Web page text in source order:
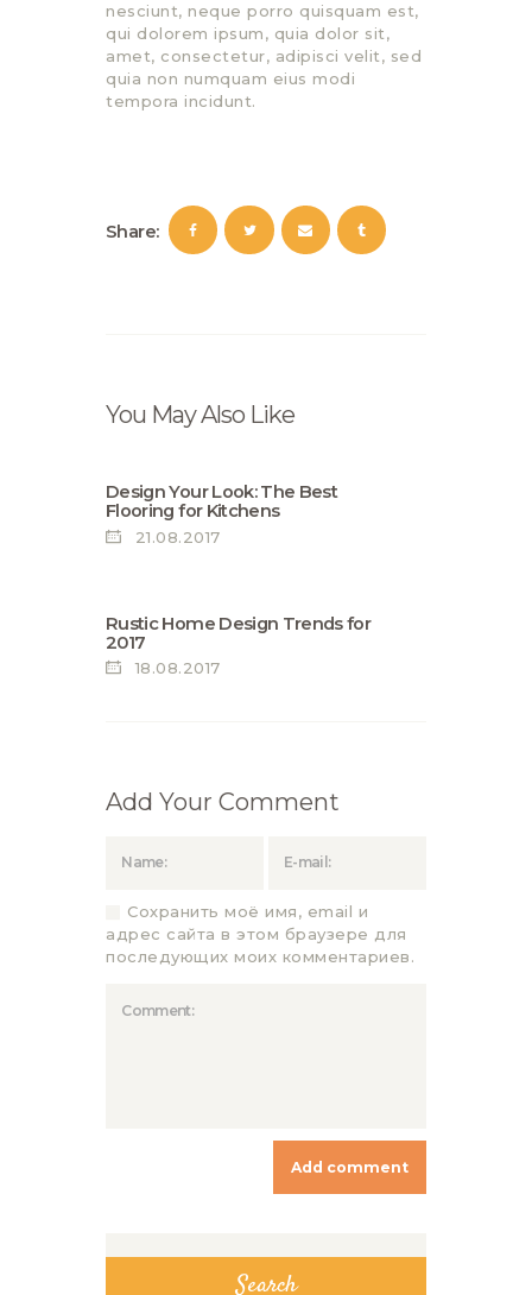
nesciunt, neque porro quisquam est,
qui dolorem ipsum, quia dolor sit,
amet, consectetur, adipisci velit, sed
quia non numquam eius modi
tempora incidunt.
Share:
You May Also Like
Design Your Look: The Best
Flooring for Kitchens
21.08.2017
Rustic Home Design Trends for
2017
18.08.2017
Add Your Comment
Сохранить моё имя, email и
адрес сайта в этом браузере для
последующих моих комментариев.
Search